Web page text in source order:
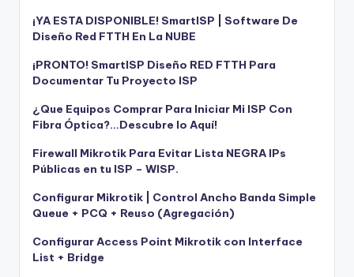
¡YA ESTA DISPONIBLE! SmartISP | Software De
Diseño Red FTTH En La NUBE
¡PRONTO! SmartISP Diseño RED FTTH Para
Documentar Tu Proyecto ISP
¿Que Equipos Comprar Para Iniciar Mi ISP Con
Fibra Óptica?…Descubre lo Aquí!
Firewall Mikrotik Para Evitar Lista NEGRA IPs
Públicas en tu ISP – WISP.
Configurar Mikrotik | Control Ancho Banda Simple
Queue + PCQ + Reuso (Agregación)
Configurar Access Point Mikrotik con Interface
List + Bridge